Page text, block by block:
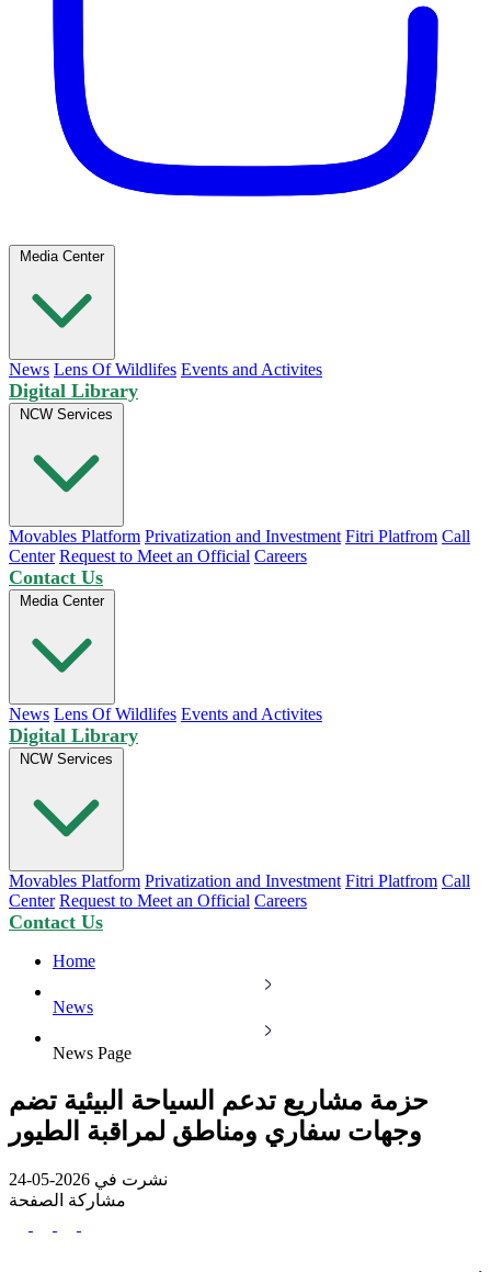
Media Center
News Lens Of Wildlifes Events and Activites
Digital Library
NCW Services
Movables Platform Privatization and Investment Fitri Platfrom Call
Center Request to Meet an Official Careers
Contact Us
Media Center
News Lens Of Wildlifes Events and Activites
Digital Library
NCW Services
Movables Platform Privatization and Investment Fitri Platfrom Call
Center Request to Meet an Official Careers
Contact Us
Home
News
News Page
حزمة مشاريع تدعم السياحة البيئية تضم
وجهات سفاري ومناطق لمراقبة الطيور
نشرت في 2026-05-24
مشاركة الصفحة